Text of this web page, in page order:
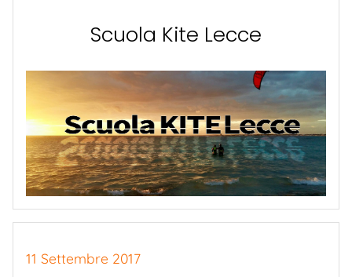
Scuola Kite Lecce
11 Settembre 2017